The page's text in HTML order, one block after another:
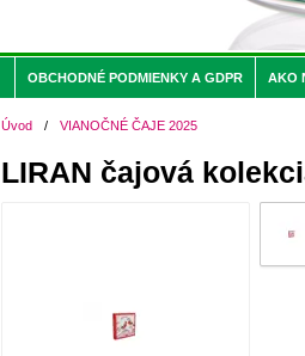
OBCHODNÉ PODMIENKY A GDPR AKO
Úvod / VIANOČNÉ ČAJE 2025
LIRAN čajová